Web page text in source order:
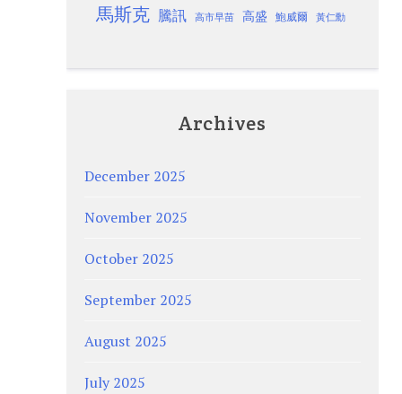
馬斯克 騰訊 高市早苗 高盛 鮑威爾 黃仁勳
Archives
December 2025
November 2025
October 2025
September 2025
August 2025
July 2025